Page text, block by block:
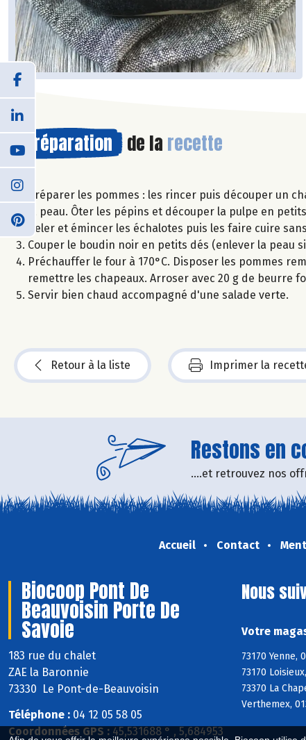
Préparation de la recette
Préparer les pommes : les rincer puis découper un
la peau. Ôter les pépins et découper la pulpe en
Peler et émincer les échalotes puis les faire cuire
Couper le boudin noir en petits dés (enlever la peau
Préchauffer le four à 170°C. Disposer les pommes
remettre les chapeaux. Arroser avec 20 g de beurre
Servir bien chaud accompagné d'une salade verte.
Retour à la liste Imprimer la
Restons en
....et retrouvez nos
Accueil Contact
Biocoop Pont De
Beauvoisin Porte De
Savoie
183 rue du chalet
ZAE la Baronnie
73330 Le Pont-de-Beauvoisin
Téléphone : 04 12 05 58 05
Coordonnées GPS : 45,531688 ° , 5,684953
Nous
Votre
73170 Yenne,
73170
73370 La
Verthemex,